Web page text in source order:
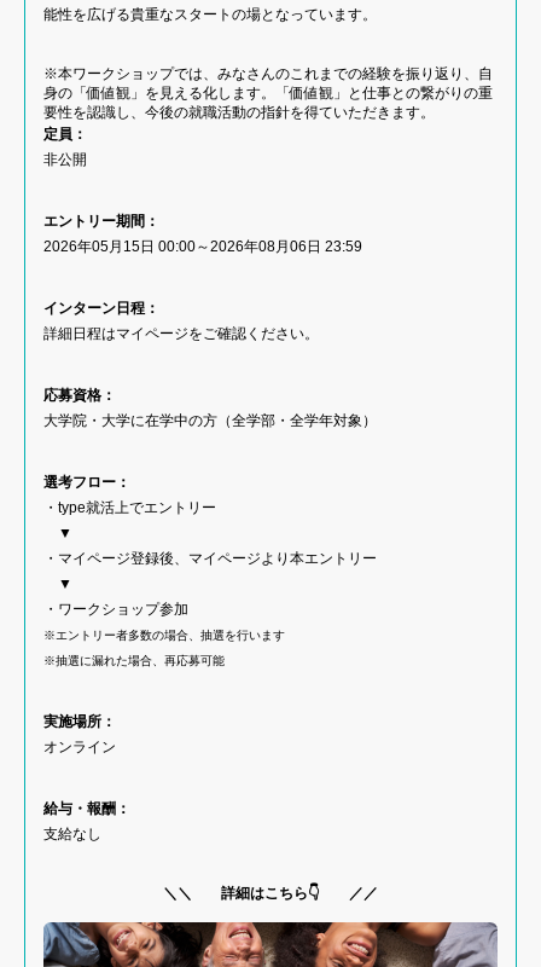
能性を広げる貴重なスタートの場となっています。
※本ワークショップでは、みなさんのこれまでの経験を振り返り、自
身の「価値観」を見える化します。「価値観」と仕事との繋がりの重
要性を認識し、今後の就職活動の指針を得ていただきます。
定員：
非公開
エントリー期間：
2026年05月15日 00:00～2026年08月06日 23:59
インターン日程：
詳細日程はマイページをご確認ください。
応募資格：
大学院・大学に在学中の方（全学部・全学年対象）
選考フロー：
・type就活上でエントリー
▼
・マイページ登録後、マイページより本エントリー
▼
・ワークショップ参加
※エントリー者多数の場合、抽選を行います
※抽選に漏れた場合、再応募可能
実施場所：
オンライン
給与・報酬：
支給なし
＼＼ 詳細はこちら👇 ／／